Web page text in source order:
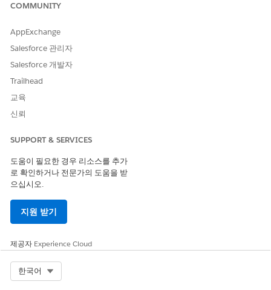
COMMUNITY
AppExchange
Salesforce 관리자
Salesforce 개발자
Trailhead
교육
신뢰
SUPPORT & SERVICES
도움이 필요한 경우 리소스를 추가
로 확인하거나 전문가의 도움을 받
으십시오.
지원 받기
제공자 Experience Cloud
한국어